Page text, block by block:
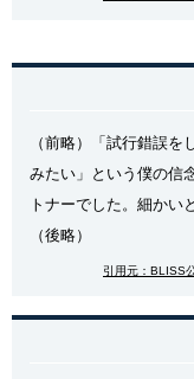
（前略）「試行錯誤
みたい」という僕の信
トナーでした。細かい
（後略）
引用元：BLISS